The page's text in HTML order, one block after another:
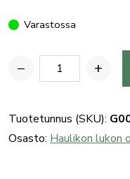
Varastossa
−
Benelli
ulosvetäjänkynsi,
vasenkät.
+
Tuotetunnus (SKU):
Osasto: Haulikon lukon